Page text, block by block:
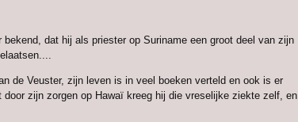
dat hij als priester op Suriname een groot deel van zijn
de Veuster, zijn leven is in veel boeken verteld en ook is er
zijn zorgen op Hawaï kreeg hij die vreselijke ziekte zelf, en